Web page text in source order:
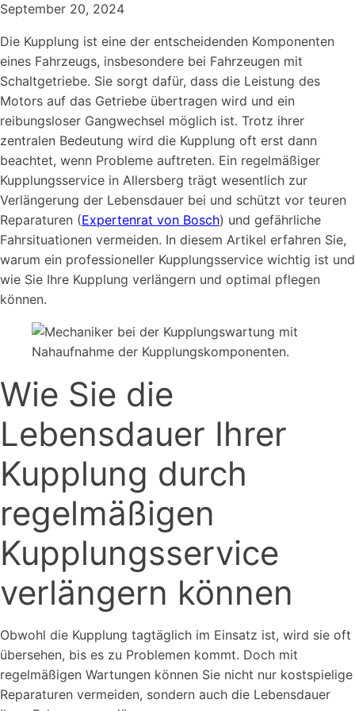
September 20, 2024
Die Kupplung ist eine der entscheidenden Komponenten
eines Fahrzeugs, insbesondere bei Fahrzeugen mit
Schaltgetriebe. Sie sorgt dafür, dass die Leistung des
Motors auf das Getriebe übertragen wird und ein
reibungsloser Gangwechsel möglich ist. Trotz ihrer
zentralen Bedeutung wird die Kupplung oft erst dann
beachtet, wenn Probleme auftreten. Ein regelmäßiger
Kupplungsservice in Allersberg trägt wesentlich zur
Verlängerung der Lebensdauer bei und schützt vor teuren
Reparaturen (Expertenrat von Bosch) und gefährliche
Fahrsituationen vermeiden. In diesem Artikel erfahren Sie,
warum ein professioneller Kupplungsservice wichtig ist und
wie Sie Ihre Kupplung verlängern und optimal pflegen
können.
Wie Sie die
Lebensdauer Ihrer
Kupplung durch
regelmäßigen
Kupplungsservice
verlängern können
Obwohl die Kupplung tagtäglich im Einsatz ist, wird sie oft
übersehen, bis es zu Problemen kommt. Doch mit
regelmäßigen Wartungen können Sie nicht nur kostspielige
Reparaturen vermeiden, sondern auch die Lebensdauer